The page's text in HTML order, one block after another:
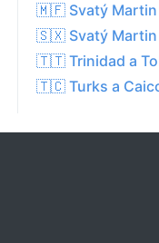
🇲🇫 Svatý Martin
🇸🇽 Svatý Martin
🇹🇹 Trinidad a
🇹🇨 Turks a